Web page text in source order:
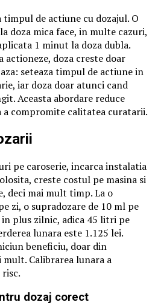
de actiune cu dozajul. O
doza mica face, in multe cazuri,
1 minut la doza dubla.
doza creste doar
seteaza timpul de actiune in
iar doza doar atunci cand
Aceasta abordare reduce
a compromite calitatea curatarii.
pe caroserie, incarca instalatia
creste costul pe masina si
deci mai mult timp. La o
zi, o supradozare de 10 ml pe
plus zilnic, adica 45 litri pe
lunara este 1.125 lei.
beneficiu, doar din
Calibrarea lunara a
dozaj corect